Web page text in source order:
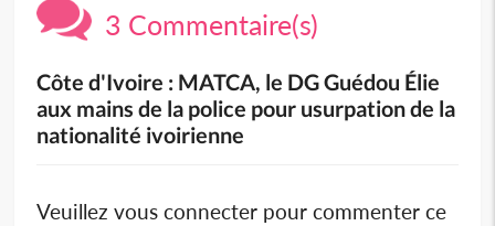
3 Commentaire(s)
Côte d'Ivoire : MATCA, le DG Guédou Élie
aux mains de la police pour usurpation de la
nationalité ivoirienne
Veuillez vous connecter pour commenter ce